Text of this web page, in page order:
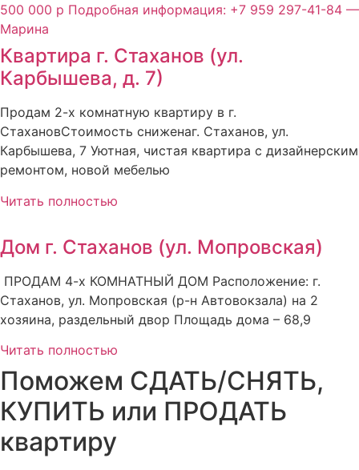
Квартира г. Стаханов (ул.
Карбышева, д. 7)
Продам 2-х комнатную квартиру в г.
СтахановСтоимость сниженаг. Стаханов, ул.
Карбышева, 7 Уютная, чистая квартира с дизайнерским
ремонтом, новой мебелью
Читать полностью
Дом г. Стаханов (ул. Мопровская)
ПРОДАМ 4-х КОМНАТНЫЙ ДОМ Расположение: г.
Стаханов, ул. Мопровская (р-н Автовокзала) на 2
хозяина, раздельный двор Площадь дома – 68,9
Читать полностью
Поможем СДАТЬ/СНЯТЬ,
КУПИТЬ или ПРОДАТЬ
квартиру